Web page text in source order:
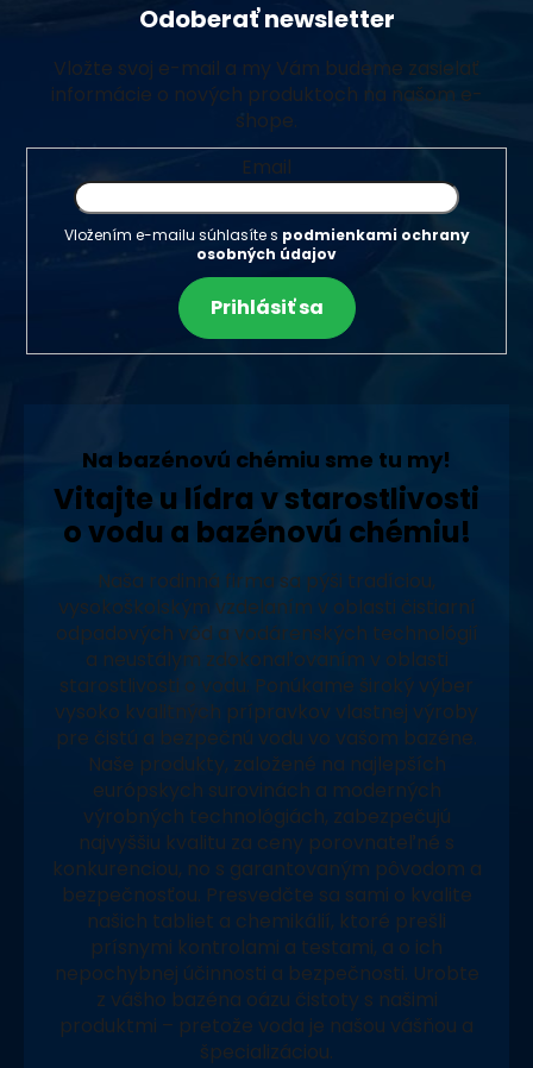
Odoberať newsletter
Vložte svoj e-mail a my Vám budeme zasielať
informácie o nových produktoch na našom e-
shope.
Email
Vložením e-mailu súhlasíte s podmienkami ochrany
osobných údajov
Prihlásiť sa
Na bazénovú chémiu sme tu my!
Vitajte u lídra v starostlivosti
o vodu a bazénovú chémiu!
Naša rodinná firma sa pýši tradíciou,
vysokoškolským vzdelaním v oblasti čistiarní
odpadových vôd a vodárenských technológií
a neustálym zdokonaľovaním v oblasti
starostlivosti o vodu. Ponúkame široký výber
vysoko kvalitných prípravkov vlastnej výroby
pre čistú a bezpečnú vodu vo vašom bazéne.
Naše produkty, založené na najlepších
európskych surovinách a moderných
výrobných technológiách, zabezpečujú
najvyššiu kvalitu za ceny porovnateľné s
konkurenciou, no s garantovaným pôvodom a
bezpečnosťou. Presvedčte sa sami o kvalite
našich tabliet a chemikálií, ktoré prešli
prísnymi kontrolami a testami, a o ich
nepochybnej účinnosti a bezpečnosti. Urobte
z vášho bazéna oázu čistoty s našimi
produktmi – pretože voda je našou vášňou a
špecializáciou.